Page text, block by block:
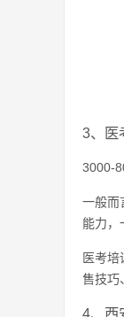
3、医
3000-
一般而
能力，
医考
售技巧
4、西